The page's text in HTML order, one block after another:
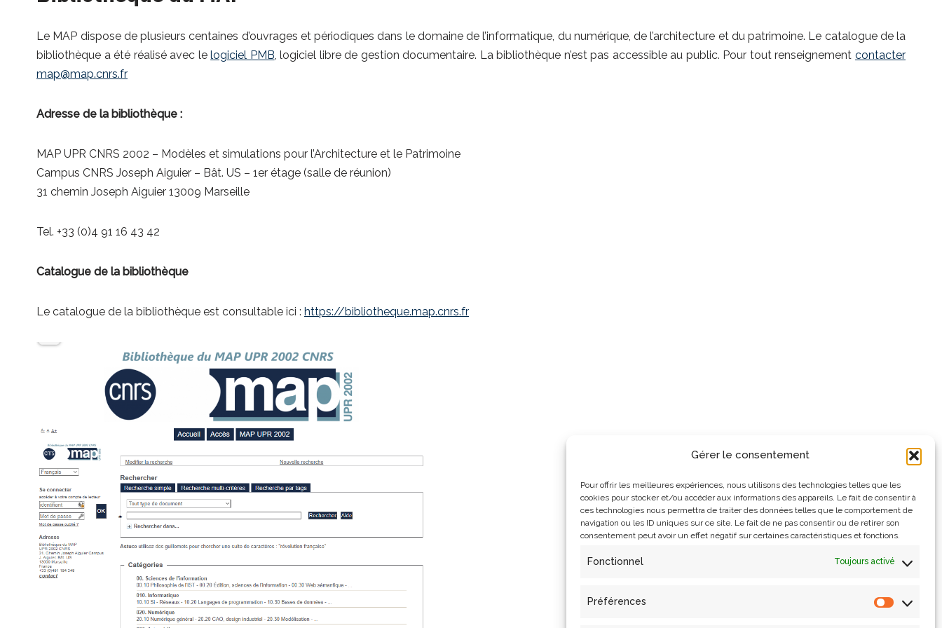
Gérer le consentement
Pour offrir les meilleures expériences, nous utilisons des technologies telles que les
cookies pour stocker et/ou accéder aux informations des appareils. Le fait de consentir à
ces technologies nous permettra de traiter des données telles que le comportement de
navigation ou les ID uniques sur ce site. Le fait de ne pas consentir ou de retirer son
consentement peut avoir un effet négatif sur certaines caractéristiques et fonctions.
Fonctionnel Toujours activé
Préférences
Le MAP dispose de plusieurs centaines d’ouvrages et périodiques dans le domaine de l’informatique, du numérique, de l’architecture et du patrimoine. Le catalogue de la
bibliothèque a été réalisé avec lelogiciel PMB, logiciel libre de gestion documentaire. La bibliothèque n’est pas accessible au public. Pour tout renseignementcontacter
map@map.cnrs.fr
Adresse de la bibliothèque :
MAP UPR CNRS 2002 – Modèles et simulations pour l’Architecture et le Patrimoine
Campus CNRS Joseph Aiguier – Bât. US – 1er étage (salle de réunion)
31 chemin Joseph Aiguier 13009 Marseille
Tel. +33 (0)4 91 16 43 42
Catalogue de la bibliothèque
Le catalogue de la bibliothèque est consultable ici : https://bibliotheque.map.cnrs.fr